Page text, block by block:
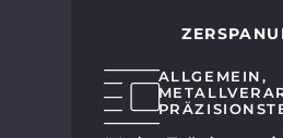
ALLGEMEIN ,